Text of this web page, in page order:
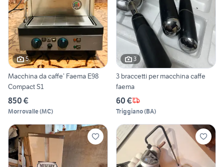
5
Macchina da caffe’ Faema E98
Compact S1
850 €
Morrovalle(MC)
3
3 braccetti per macchina caffe
faema
60 €
Triggiano(BA)